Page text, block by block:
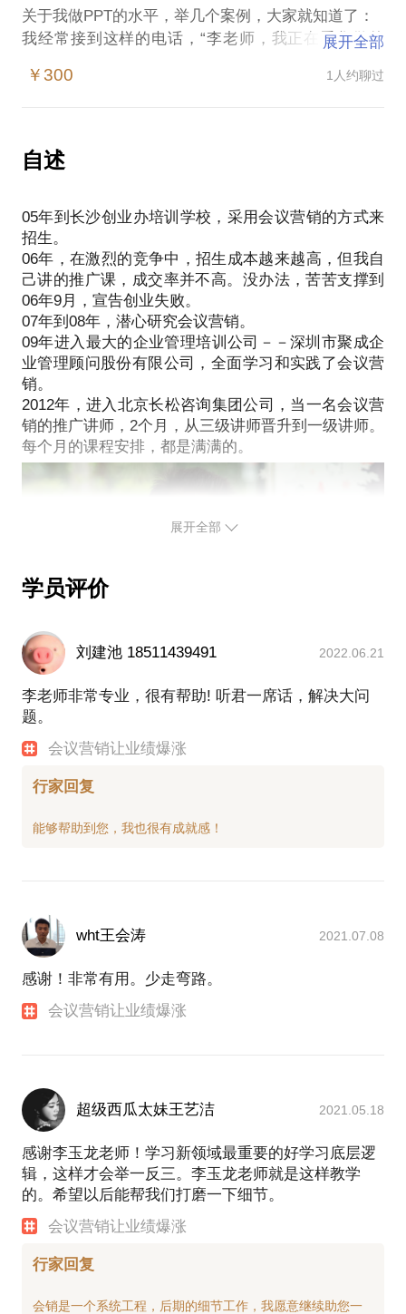
把客户集中在一起；
由推广讲师来介绍公司、产品和集中成交；
会议营销的优势，是显而易见的，我亲自操盘过好几
出全套的会议营销系列后，每年可以卖出幼儿识字光
盘套装，33万套。每套售价从160元上涨到280元，而
3室2厅，一年后在长沙的CBD佳天国际，买下一整层
楼；
某虞姓大V，面对企业老板讲《资本魔方》，经过我
的辅导和点拨，现场成交率上升10个点，平均每场多
成交10万元；
某培训界知名企业，把全国60多家分子公司老总、30
多名推广讲师集中起来，由我来辅导他们，如何提升
会议营销的现场成交率；
某咨询企业老总，把20多名资深咨询师集中起来，听
我讲如何做会议营销，听完后，老总拉着我的手
说：“这2天的培训，对我们公司来说，至少可以每年
增加业绩500万！”
我为什么对会议营销这么熟悉呢？
用会议营销的方式来招生。我请台湾老师来推广，他
告诉我。急呀！赚的钱，都被他分走了。
创业失败后，我花了整整一年时间，终于把会议营销
师，花了高学费，才最终弄明白的。没办法呀，在会
议营销方面，台湾人就是比我们大陆人强呀！
09年，我进入培训界最大的公司－－深圳市聚成企业
管理顾问股份有限公司，系统而又全面的学习、实践
个初中生，采用会议营销的模式，在不到4年的时间
内，超越全国3万多家同行，做到行业第一名，业绩是
聚成公司的创始人－－周嵘老师，是聚成推广讲师的
会议营销这种方式，还可以用于招商、路演，甚至企
业的集体招聘等场合。（其实，只要是一对多的沟通
场合，都可以采取会议营销的方式。什么，还要找
托？这种方式，好老土了！我都是在现场直接把陌生
人变成同盟军，然后再成交的，这里面有一个不为外
（其实，绝大部分产品、绝大部分公司，都是可以采
用这种方式的。）您来找我聊聊，比您自己摸索，要
强十倍以上！
在选择与我见面前，请把您的问题更具体化。毕竟一
小时的谈话只能解决一个小问题。请把您的问题提前
阿米巴经营模式的定义：
用稻盛老人的原话是：在正确的经营理念指导下，把
组织划分成一个个小团体，通过独立核算加以运作，
它非常灵活，没有固定的形状，生命力极强。它可以
因为它的这种灵活的特性，稻盛和夫就用阿米巴来命
名他总结出来的，同样也是非常灵活的经营模式。）
阿米巴经营模式为什么这么牛？
在回答这个问题之前，我们先来思考一个问题，为什
么分田到户能让粮食连年增收？最根本的原因就是：
分田到户极大的激发了农民的积极性！
同样的道理，阿米巴经营模式也能够极大的激发员工
的积极性，让员工切身感受到，他不是为老板干活，
而是为自己干活。
柏明顿公司与阿米巴经营模式有什么关系？
柏明顿公司的创始人、董事长－－胡八一博士，被公
认为中国式阿米巴经营落地实践第一人。为什么？因
为他带领200多位咨询师，深入1000多家企业，导入
中国最大的留学中介机构－－金吉列，导入阿米巴
上市公司沈阳桃李面包，导入阿米巴模式后，从2014
37%，其中大部分来自新渠道。生产巴的利润（按标
准成本）由上一年度每月亏损54万，转为赢利24万/
惠州鑫洋线材实施阿米巴以来，库存品金额从7000
万，大幅降低至3000万，充裕了现金流，极大地缓解
了公司资金链的压力。
从2012的销售额0.73亿，上升到2013年的1.78亿，增
长244%，利润增长306%，根据经营协议，团队当年
今天的员工，想用社会的财富，来激励自己的员工，
您一定要来找我，因为我是柏明顿的董事COO，参与
过不下20家企业的阿米巴经营模式的落地导入工作。
PS.在选择与我见面前，请把你的问题更具体化。毕
竟一小时的谈话只能解决一个小问题。请把你的问题
关于我做PPT的水平，举几个案例，大家就知道了：
我经常接到这样的电话，“李老师，我正在看您做的
感谢您呀！”（我以前所在的公司，经常举办集体培
“李老师，非常感谢您呀，我在家长面前，展示您做的
PPT，再加我自己的一点小魅力，没想到，很多家长
我的PPT，总是被全公司的讲师当作范本呀！）
有次我在山西运城讲课，主题是绩效和薪酬管理方面
的，讲完课后，主办方的一位工作人员，拷贝了我的
PPT，他去拜访当地一位民营企业家－－刘总，他实
在是说服不了刘总。就把我讲课的PPT拷贝给他，刘
总看完后，大年初四，从运城跑到长沙，要请我做顾
问，当场付5万元首付款。
类似的案例太多了……
关于PPT，我有2个形象的比喻：（前提是要在我本人
的亲自指导下，不要误入歧途）
PPT是一个放大镜，你本来有7分才华，立马变成了10
分；
PPT是一个巨人的肩膀，你本来只有3分才华，立马变
我做PPT的指导思想是：
完买单！
因此，我的PPT追求流程清晰、结构简单，拒绝花
哨。
能用图像表达的，绝不用文字表达；（你不会画图，
不会PS，没关系，我也不会，但我有一个绝招，善用
关键词在百度上找出，最能表达我思想的图来。其实
我觉得，你想要的图，度娘都已经有了，就看你会不
会用关键词来告诉她而已！）
（这跟我小时候喜欢看连环画有关系吧，一本连环
席都很喜欢看连环画。）
展开全部
￥300 1人约聊过
自述
05年到长沙创业办培训学校，采用会议营销的方式来
招生。
06年，在激烈的竞争中，招生成本越来越高，但我自
己讲的推广课，成交率并不高。没办法，苦苦支撑到
06年9月，宣告创业失败。
07年到08年，潜心研究会议营销。
09年进入最大的企业管理培训公司－－深圳市聚成企
业管理顾问股份有限公司，全面学习和实践了会议营
销。
2012年，进入北京长松咨询集团公司，当一名会议营
销的推广讲师，2个月，从三级讲师晋升到一级讲师。
展开全部
学员评价
刘建池 18511439491 2022.06.21
李老师非常专业，很有帮助! 听君一席话，解决大问
题。
会议营销让业绩爆涨
行家回复
wht王会涛 2021.07.08
感谢！非常有用。少走弯路。
会议营销让业绩爆涨
超级西瓜太妹王艺洁 2021.05.18
感谢李玉龙老师！学习新领域最重要的好学习底层逻
辑，这样才会举一反三。李玉龙老师就是这样教学
的。希望以后能帮我们打磨一下细节。
会议营销让业绩爆涨
行家回复
会销是一个系统工程，后期的细节工作，我愿意继续助您一